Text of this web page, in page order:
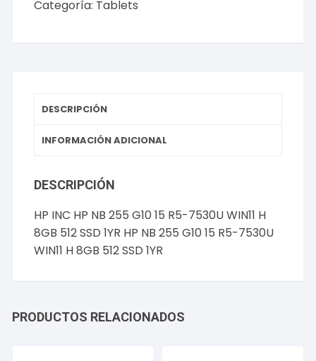
Categoría: Tablets
DESCRIPCIÓN
INFORMACIÓN ADICIONAL
DESCRIPCIÓN
HP INC HP NB 255 G10 15 R5-7530U WIN11 H
8GB 512 SSD 1YR HP NB 255 G10 15 R5-7530U
WIN11 H 8GB 512 SSD 1YR
PRODUCTOS RELACIONADOS